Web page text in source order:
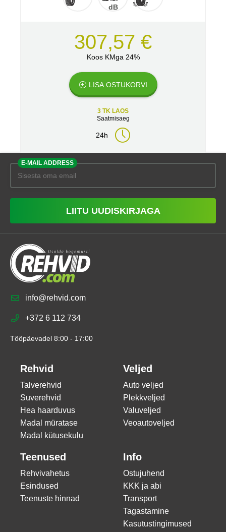
dB
307,57 €
Koos KMga 24%
LISA OSTUKORVI
3 TK LAOS
Saatmisaeg
24h
E-MAIL ADDRESS
LIITU UUDISKIRJAGA
info@rehvid.com
+372 6 112 734
Tööpäevadel 8:00 - 17:00
Rehvid
Talverehvid
Suverehvid
Hea haarduvus
Madal müratase
Madal kütusekulu
Veljed
Auto veljed
Plekkveljed
Valuveljed
Veoautoveljed
Teenused
Rehvivahetus
Esindused
Teenuste hinnad
Info
Ostujuhend
KKK ja abi
Transport
Tagastamine
Kasutustingimused